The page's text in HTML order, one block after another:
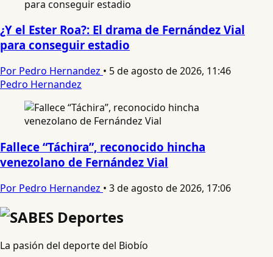
¿Y el Ester Roa?: El drama de Fernández Vial
para conseguir estadio
Por Pedro Hernandez • 5 de agosto de 2026, 11:46
Pedro Hernandez
Fallece “Táchira”, reconocido hincha
venezolano de Fernández Vial
Por Pedro Hernandez • 3 de agosto de 2026, 17:06
La pasión del deporte del Biobío